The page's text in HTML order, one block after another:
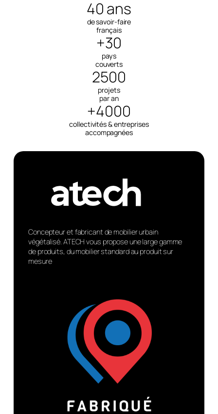
40 ans
de savoir-faire
français
+30
pays
couverts
2500
projets
par an
+4000
collectivités & entreprises
accompagnées
Concepteur et fabricant de mobilier urbain
végétalisé. ATECH vous propose une large gamme
de produits, du mobilier standard au produit sur
mesure